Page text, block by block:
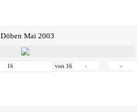
Döben Mai 2003
von 16 › »